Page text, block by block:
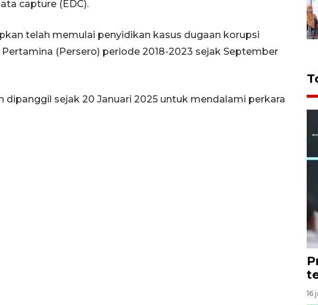
capture (EDC).
telah memulai penyidikan kasus dugaan korupsi
(Persero) periode 2018-2023 sejak September
dipanggil sejak 20 Januari 2025 untuk mendalami perkara
16